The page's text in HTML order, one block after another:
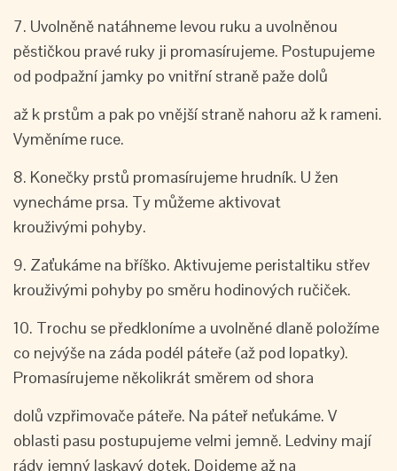
7. Uvolněně natáhneme levou ruku a uvolněnou
pěstičkou pravé ruky ji promasírujeme. Postupujeme
od podpažní jamky po vnitřní straně paže dolů
až k prstům a pak po vnější straně nahoru až k rameni.
Vyměníme ruce.
8. Konečky prstů promasírujeme hrudník. U žen
vynecháme prsa. Ty můžeme aktivovat
krouživými pohyby.
9. Zaťukáme na bříško. Aktivujeme peristaltiku střev
krouživými pohyby po směru hodinových ručiček.
10. Trochu se předkloníme a uvolněné dlaně položíme
co nejvýše na záda podél páteře (až pod lopatky).
Promasírujeme několikrát směrem od shora
dolů vzpřimovače páteře. Na páteř neťukáme. V
oblasti pasu postupujeme velmi jemně. Ledviny mají
rády jemný laskavý dotek. Dojdeme až na